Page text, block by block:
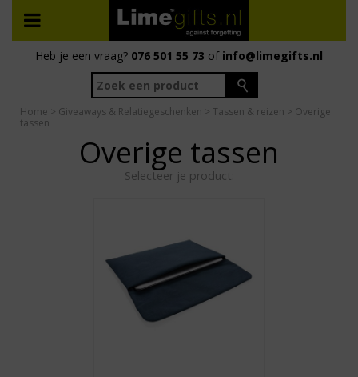
Heb je een vraag? 076 501 55 73 of info@limegifts.nl
Home > Giveaways & Relatiegeschenken > Tassen & reizen > Overige
tassen
Overige tassen
Selecteer je product: